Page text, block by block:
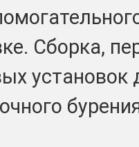
Сборка,
установок